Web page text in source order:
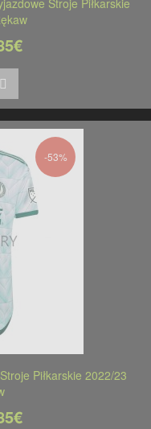
Stroje Piłkarskie
-53%
Piłkarskie 2022/23